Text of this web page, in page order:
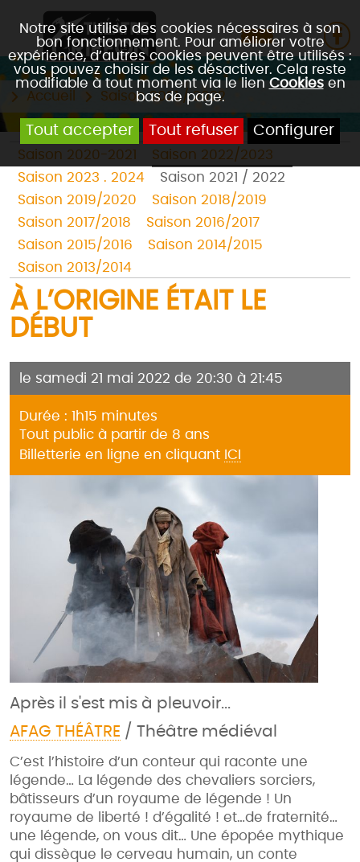
Notre site utilise des cookies nécessaires à son
bon fonctionnement. Pour améliorer votre
expérience, d’autres cookies peuvent être utilisés :
vous pouvez choisir de les désactiver. Cela reste
modifiable à tout moment via le lienCookiesen
bas de page.
Tout accepter Tout refuser Configurer
Accueil Saison 2021 / 2022
Saison 2020-2021
Saison 2022/2023
Saison 2023 . 2024
Saison 2021 / 2022
Saison 2019/2020
Saison 2018/2019
Saison 2017/2018
Saison 2016/2017
Saison 2015/2016
Saison 2014/2015
Saison 2013/2014
À L’ORIGINE ÉTAIT LE
DÉBUT
le samedi 21 mai 2022 de 20:30 à 21:45
Durée : 1h15 minutes
Tout public à partir de 8 ans
Billetterie en ligne en cliquant ICI
Après il s'est mis à pleuvoir...
AFAG THÉÂTRE / Théâtre médiéval
C’est l’histoire d’un conteur qui raconte une
légende… La légende des chevaliers sorciers,
bâtisseurs d’un royaume de légende ! Un
royaume de liberté ! d’égalité ! et…de fraternité…
une légende, on vous dit… Une épopée mythique
qui dissèque le cerveau humain, un conte